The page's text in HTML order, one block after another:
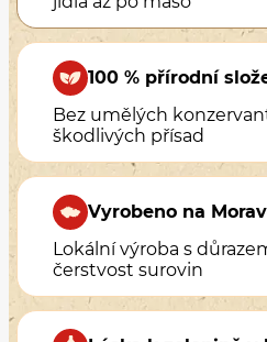
100 % přírodní
Bez umělých
škodlivých přísad
Vyrobeno na
Lokální výroba s
čerstvost surovin
Láska k zelenině v